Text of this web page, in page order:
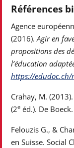
Références
Agence
(2016). Agir en
propositions des
l’éducation
https://edudoc.ch/
Crahay, M. (2013).
(2eéd.). De Boeck.
Felouzis G., &
en Suisse. Social